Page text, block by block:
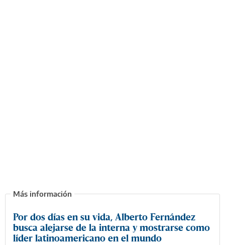
Por dos días en su vida, Alberto Fernández
busca alejarse de la interna y mostrarse como
líder latinoamericano en el mundo